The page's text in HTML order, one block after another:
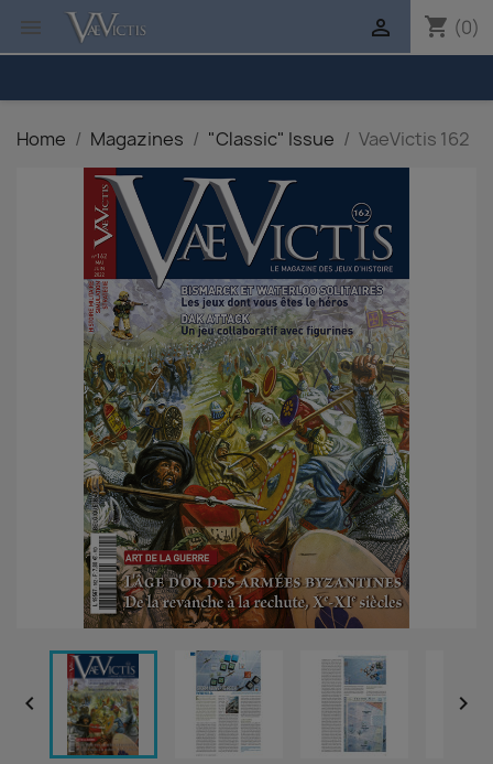
 shopping_cart (0)

Home Magazines "Classic" Issue VaeVictis 162
 